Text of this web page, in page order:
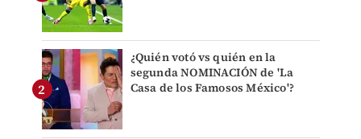
¿Quién votó vs quién en la
segunda NOMINACIÓN de 'La
Casa de los Famosos México'?